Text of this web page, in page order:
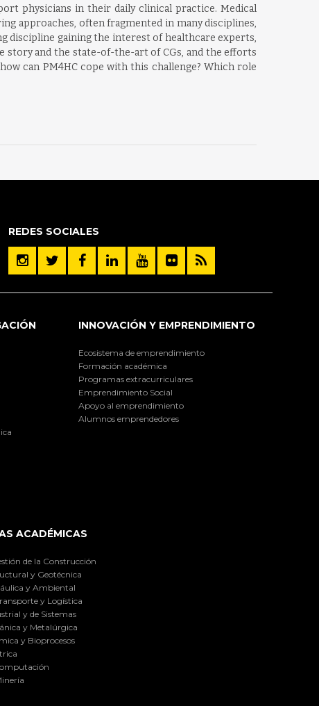
physicians in their daily clinical practice. Medical
approaches, often fragmented in many disciplines,
discipline gaining the interest of healthcare experts,
story and the state-of-the-art of CGs, and the efforts
can PM4HC cope with this challenge? Which role
REDES SOCIALES
INNOVACIÓN Y EMPRENDIMIENTO
Ecosistema de emprendimiento
Formación académica
Programas extracurriculares
Emprendimiento Social
Apoyo al emprendimiento
Alumnos emprendedores
ACADÉMICAS
de la Construcción
y Geotécnica
y Ambiental
y Logística
y de Sistemas
y Metalúrgica
y Bioprocesos